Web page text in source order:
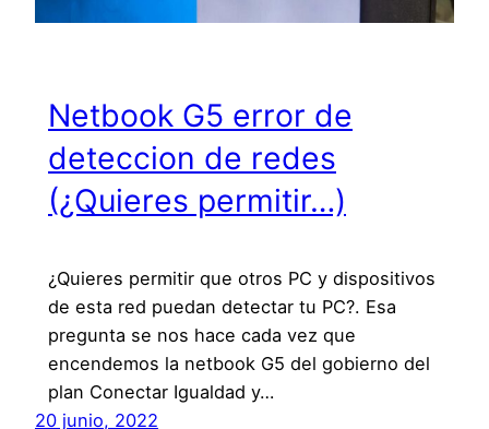
Netbook G5 error de
deteccion de redes
(¿Quieres permitir…)
¿Quieres permitir que otros PC y dispositivos
de esta red puedan detectar tu PC?. Esa
pregunta se nos hace cada vez que
encendemos la netbook G5 del gobierno del
plan Conectar Igualdad y…
20 junio, 2022